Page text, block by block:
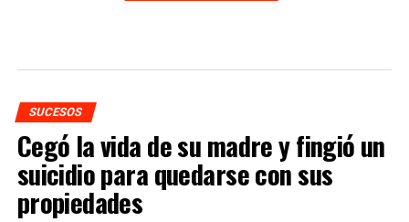
SUCESOS
Cegó la vida de su madre y fingió un
suicidio para quedarse con sus
propiedades